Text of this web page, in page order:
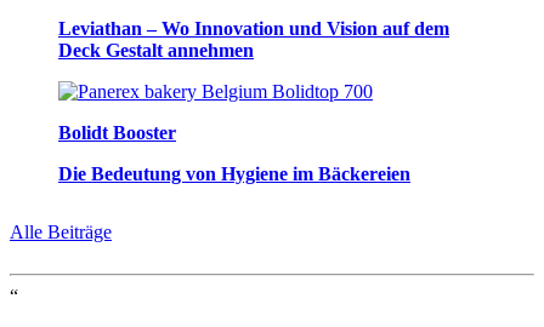
Leviathan – Wo Innovation und Vision auf dem
Deck Gestalt annehmen
Bolidt Booster
Die Bedeutung von Hygiene im Bäckereien
Alle Beiträge
“